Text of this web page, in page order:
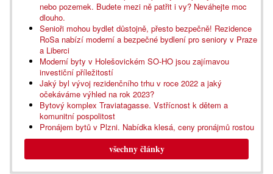
nebo pozemek. Budete mezi ně patřit i vy? Neváhejte moc
dlouho.
Senioři mohou bydlet důstojně, přesto bezpečně! Rezidence
RoSa nabízí moderní a bezpečné bydlení pro seniory v Praze
a Liberci
Moderní byty v Holešovickém SO-HO jsou zajímavou
investiční příležitostí
Jaký byl vývoj rezidenčního trhu v roce 2022 a jaký
očekáváme výhled na rok 2023?
Bytový komplex Traviatagasse. Vstřícnost k dětem a
komunitní pospolitost
Pronájem bytů v Plzni. Nabídka klesá, ceny pronájmů rostou
všechny články